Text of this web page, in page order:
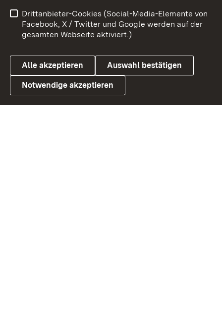
Link zum Landesportal
Barrierefreiheit
Datenschutz
Cookies
Drittanbieter-Cookies (Social-Media-Elemente von
Facebook, X / Twitter und Google werden auf der
gesamten Webseite aktiviert.)
Alle akzeptieren Auswahl bestätigen
Notwendige akzeptieren